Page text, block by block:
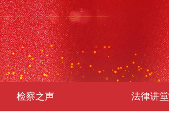
检察之声 法律讲堂